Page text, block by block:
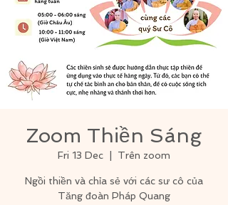
Zoom Thiền Sáng
Fri 13 Dec Trên zoom
Ngồi thiền và chỉa sẻ với các sư cô của
Tăng đoàn Pháp Quang